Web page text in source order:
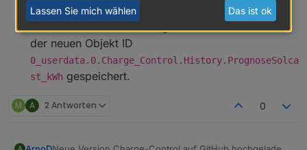
Alle ObjektID's PrognoseSolcast_kWh_1bis31
der neuen Objekt ID
0_userdata.0.Charge_Control.History.PrognoseSolca
st_kWh gespeichert.
M A 2 Antworten 0
Lassen Sie mich wählen Das ist ok